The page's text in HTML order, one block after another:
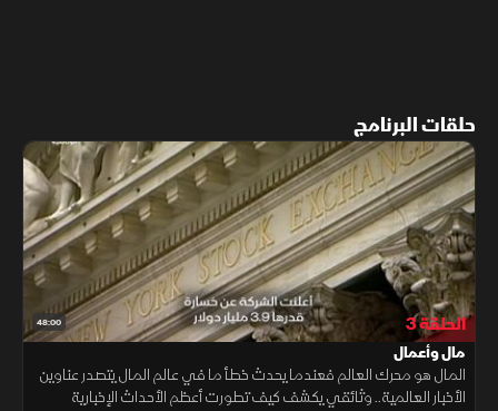
حلقات البرنامج
48:00 الحلقة 3
مال وأعمال
المال هو محرك العالم فعندما يحدث خطأ ما في عالم المال يتصدر عناوين
الأخبار العالمية.. وثائقي يكشف كيف تطورت أعظم الأحداث الإخبارية